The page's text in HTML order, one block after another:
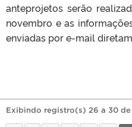
anteprojetos serão
novembro e as
enviadas por e-mail
Exibindo registro(s) 26 a 30